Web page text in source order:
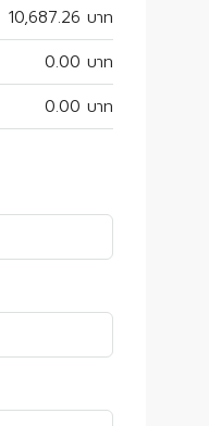
10,687.26 บาท
0.00 บาท
0.00 บาท